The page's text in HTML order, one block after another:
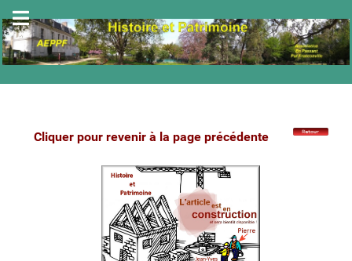
Cliquer pour revenir à la page précédente